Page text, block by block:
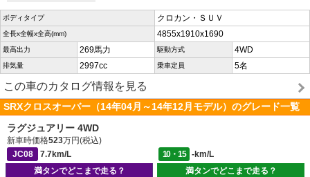
ボディタイプ クロカン・ＳＵＶ
全長x全幅x全高(mm) 4855x1910x1690
最高出力 269馬力 駆動方式 4WD
排気量 2997cc 乗車定員 5名
この車のカタログ情報を見る
SRXクロスオーバー（14年04月～14年12月モデル）のグレード一覧
ラグジュアリー 4WD
新車時価格523万円(税込)
JC08
7.7km/L 10・15
-km/L
満タンでどこまで走る？
満タンでどこまで走る？